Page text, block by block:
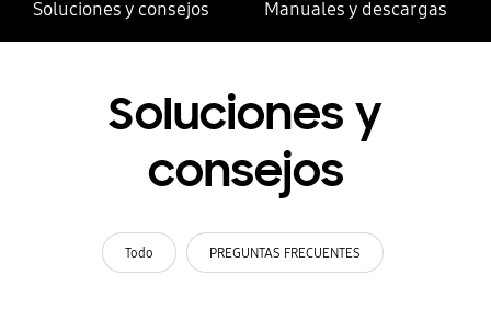
Soluciones y consejos Manuales y descargas
Soluciones y
consejos
Todo PREGUNTAS FRECUENTES